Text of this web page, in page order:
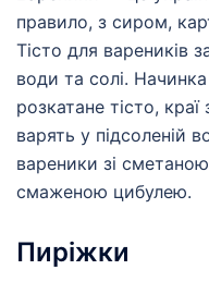
правило, з сиром,
Тісто для вареників
води та солі.
розкатане тісто,
варять у підсоленій
вареники зі
смаженою цибулею.
Пиріжки